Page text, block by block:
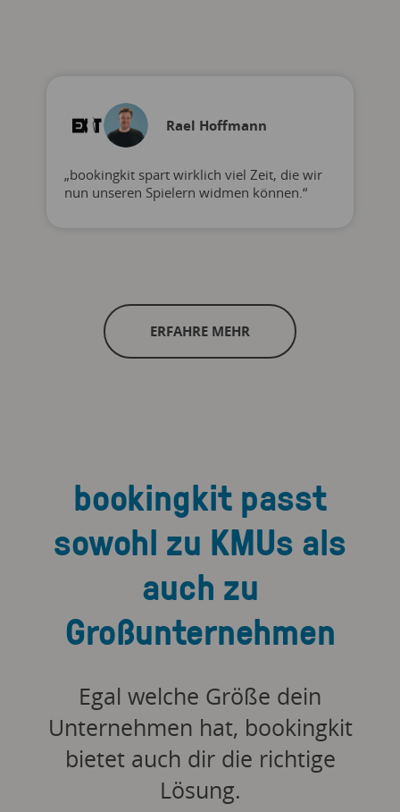
Rael Hoffmann
„bookingkit spart wirklich viel Zeit, die wir
nun unseren Spielern widmen können.“
ERFAHRE MEHR
bookingkit passt
sowohl zu KMUs als
auch zu
Großunternehmen
Egal welche Größe dein
Unternehmen hat, bookingkit
bietet auch dir die richtige
Lösung.